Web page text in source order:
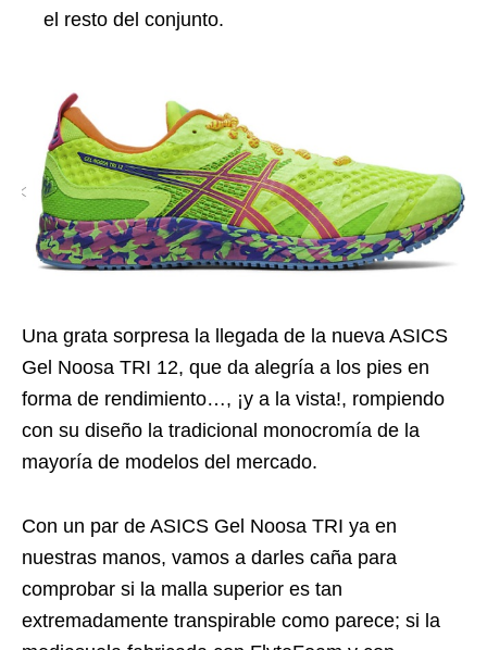
el resto del conjunto.
Una grata sorpresa la llegada de la nueva ASICS
Gel Noosa TRI 12, que da alegría a los pies en
forma de rendimiento…, ¡y a la vista!, rompiendo
con su diseño la tradicional monocromía de la
mayoría de modelos del mercado.
Con un par de ASICS Gel Noosa TRI ya en
nuestras manos, vamos a darles caña para
comprobar si la malla superior es tan
extremadamente transpirable como parece; si la